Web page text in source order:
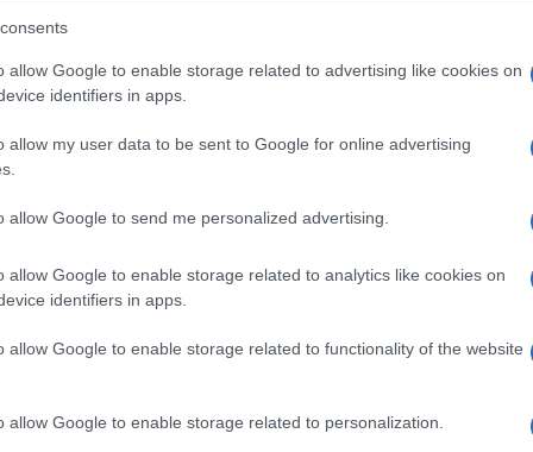
allow Google to enable storage related to advertising like cookies on
identifiers in apps.
allow my user data to be sent to Google for online advertising
allow Google to send me personalized advertising.
allow Google to enable storage related to analytics like cookies on
identifiers in apps.
allow Google to enable storage related to functionality of the website
allow Google to enable storage related to personalization.
diverse strade. In primo luogo, puoi
tramite numero verde o email e richiedere di
direttamente dal sito ufficiale dell’operatore,
moduli. Una volta ottenuto il modulo, assicurati di
di disdetta prima di compilarlo. In
e alle eventuali penali previste in caso di recesso
riguardo al modulo disdetta o alla procedura di
contattare l’assistenza clienti per avere maggiori